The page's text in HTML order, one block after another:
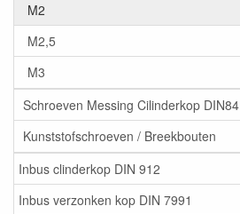
M2
M2,5
M3
Schroeven Messing Cilinderkop DIN84
Kunststofschroeven / Breekbouten
Inbus clinderkop DIN 912
Inbus verzonken kop DIN 7991